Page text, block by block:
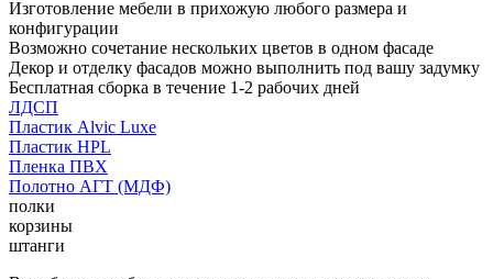
Изготовление мебели в прихожую любого размера и
конфигурации
Возможно сочетание нескольких цветов в одном фасаде
Декор и отделку фасадов можно выполнить под вашу задумку
Бесплатная сборка в течение 1-2 рабочих дней
ЛДСП
Пластик Alvic Luxe
Пластик HPL
Пленка ПВХ
Полотно АГТ (МДФ)
полки
корзины
штанги